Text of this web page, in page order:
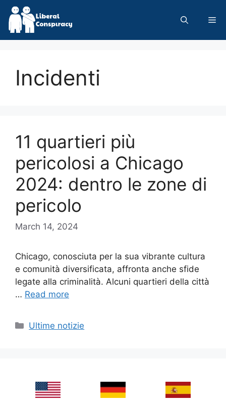
Skip
content
Incidenti
11 quartieri più
pericolosi a Chicago
2024: dentro le zone di
pericolo
March 14, 2024
Chicago, conosciuta per la sua vibrante cultura
e comunità diversificata, affronta anche sfide
legate alla criminalità. Alcuni quartieri della città
… Read more
Categories
Ultime notizie